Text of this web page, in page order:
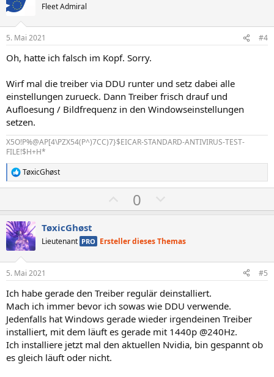
t
v
e
S
t
i
m
t
v
S
t
i
m
Fleet Admiral
5. Mai 2021 #4
Oh, hatte ich falsch im Kopf. Sorry.
Wirf mal die treiber via DDU runter und setz dabei alle
einstellungen zurueck. Dann Treiber frisch drauf und
Aufloesung / Bildfrequenz in den Windowseinstellungen
setzen.
X5O!P%@AP[4\PZX54(P^)7CC)7}$EICAR-STANDARD-ANTIVIRUS-TEST-
FILE!$H+H*
R
e
i
o
n
n
:
TøxicGhøst
o
i
t
v
e
S
t
i
0
e
a
t
v
e
S
t
i
TøxicGhøst
Lieutenant PRO Ersteller dieses Themas
5. Mai 2021 #5
Ich habe gerade den Treiber regulär deinstalliert.
Mach ich immer bevor ich sowas wie DDU verwende.
Jedenfalls hat Windows gerade wieder irgendeinen Treiber
installiert, mit dem läuft es gerade mit 1440p @240Hz.
Ich installiere jetzt mal den aktuellen Nvidia, bin gespannt ob
es gleich läuft oder nicht.